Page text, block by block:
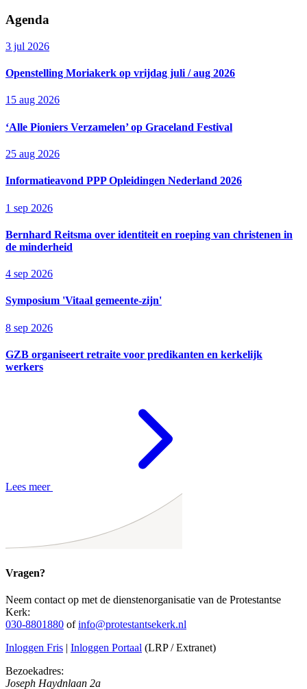
Agenda
3 jul 2026
Openstelling Moriakerk op vrijdag juli / aug 2026
15 aug 2026
‘Alle Pioniers Verzamelen’ op Graceland Festival
25 aug 2026
Informatieavond PPP Opleidingen Nederland 2026
1 sep 2026
Bernhard Reitsma over identiteit en roeping van christenen in
de minderheid
4 sep 2026
Symposium 'Vitaal gemeente-zijn'
8 sep 2026
GZB organiseert retraite voor predikanten en kerkelijk
werkers
Lees meer
Vragen?
Neem contact op met de dienstenorganisatie van de Protestantse
Kerk:
030-8801880 ofinfo@protestantsekerk.nl
Inloggen Fris | Inloggen Portaal (LRP / Extranet)
Bezoekadres:
Joseph Haydnlaan 2a